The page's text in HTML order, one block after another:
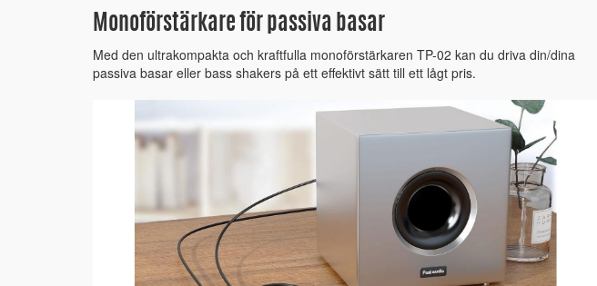
Monoförstärkare för passiva basar
Med den ultrakompakta och kraftfulla monoförstärkaren TP-02 kan du driva din/dina
passiva basar eller bass shakers på ett effektivt sätt till ett lågt pris.